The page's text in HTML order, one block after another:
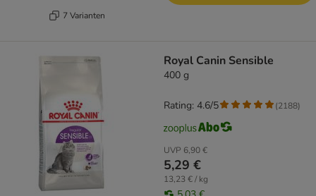
7 Varianten
Royal Canin Sensible
400 g
UVP 6,90 €
5,29 €
13,23 € / kg
Rating: 4.6/5 (2188)